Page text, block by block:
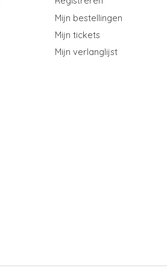
Mijn bestellingen
Mijn tickets
Mijn verlanglijst